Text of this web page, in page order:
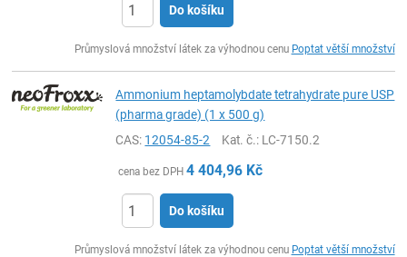
Do košíku
Průmyslová množství látek za výhodnou cenu Poptat větší množství
Ammonium heptamolybdate tetrahydrate pure USP
(pharma grade) (1 x 500 g)
CAS: 12054-85-2 Kat. č.: LC-7150.2
cena bez DPH 4 404,96 Kč
Do košíku
Průmyslová množství látek za výhodnou cenu Poptat větší množství